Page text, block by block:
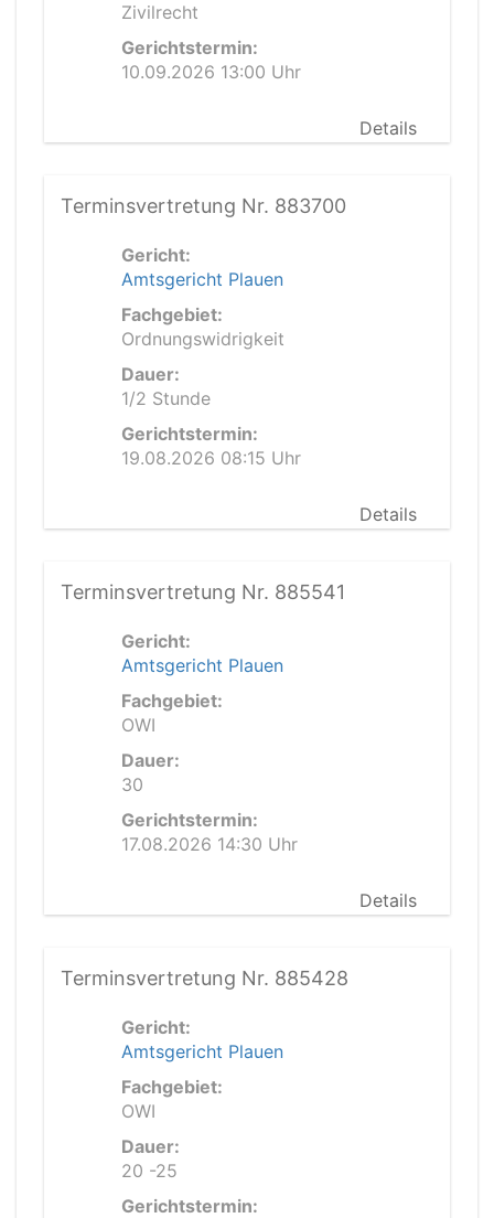
Zivilrecht
Gerichtstermin:
10.09.2026 13:00 Uhr
Details
Terminsvertretung Nr. 883700
Gericht:
Amtsgericht Plauen
Fachgebiet:
Ordnungswidrigkeit
Dauer:
1/2 Stunde
Gerichtstermin:
19.08.2026 08:15 Uhr
Details
Terminsvertretung Nr. 885541
Gericht:
Amtsgericht Plauen
Fachgebiet:
OWI
Dauer:
30
Gerichtstermin:
17.08.2026 14:30 Uhr
Details
Terminsvertretung Nr. 885428
Gericht:
Amtsgericht Plauen
Fachgebiet:
OWI
Dauer:
20 -25
Gerichtstermin: